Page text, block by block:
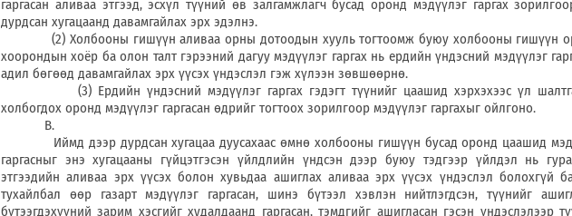
гаргасан аливаа этгээд, эсхүл түүний өв залгамжлагч бусад оронд мэдүүлэг гаргах
дурдсан хугацаанд давамгайлах эрх эдэлнэ.
(2) Холбооны гишүүн аливаа орны дотоодын хууль тогтоомж буюу холбооны гишүүн
хоорондын хоёр ба олон талт гэрээний дагуу мэдүүлэг гаргах нь ердийн үндэсний мэдүүлэг
адил бөгөөд давамгайлах эрх үүсэх үндэслэл гэж хүлээн зөвшөөрнө.
(3) Ердийн үндэсний мэдүүлэг гаргах гэдэгт түүнийг цаашид хэрхэхээс үл
холбогдох оронд мэдүүлэг гаргасан өдрийг тогтоох зорилгоор мэдүүлэг гаргахыг ойлгоно.
В.
Иймд дээр дурдсан хугацаа дуусахаас өмнө холбооны гишүүн бусад оронд цаашид
гаргасныг энэ хугацааны гүйцэтгэсэн үйлдлийн үндсэн дээр буюу тэдгээр үйлдэл нь
этгээдийн аливаа эрх үүсэх болон хувьдаа ашиглах аливаа эрх үүсэх үндэслэл болохгүй
тухайлбал өөр газарт мэдүүлэг гаргасан, шинэ бүтээл хэвлэн нийтлэгдсэн, түүнийг
бүтээгдэхүүний зарим хэсгийг худалдаанд гаргасан, тэмдгийг ашигласан гэсэн үндэслэлээр